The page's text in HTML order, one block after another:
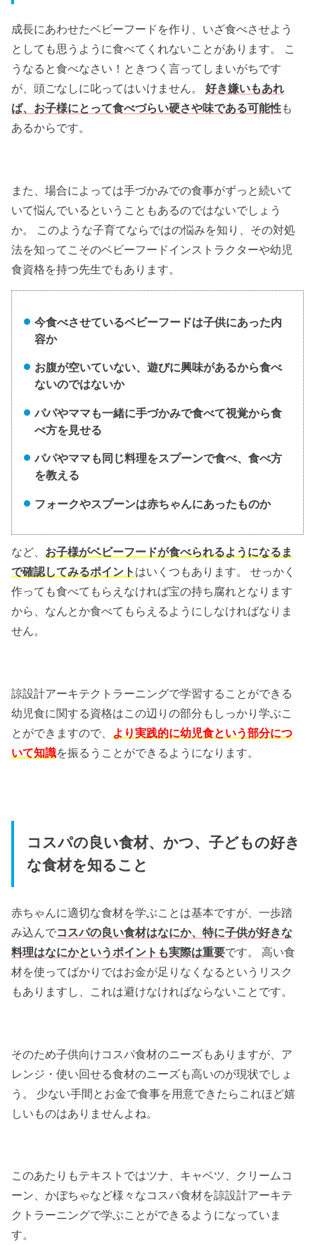
成長にあわせたベビーフードを作り、いざ食べさせよう
としても思うように食べてくれないことがあります。 こ
うなると食べなさい！ときつく言ってしまいがちです
が、頭ごなしに叱ってはいけません。好き嫌いもあれ
ば、お子様にとって食べづらい硬さや味である可能性も
あるからです。
また、場合によっては手づかみでの食事がずっと続いて
いて悩んでいるということもあるのではないでしょう
か。 このような子育てならではの悩みを知り、その対処
法を知ってこそのベビーフードインストラクターや幼児
食資格を持つ先生でもあります。
今食べさせているベビーフードは子供にあった内
容か
お腹が空いていない、遊びに興味があるから食べ
ないのではないか
パパやママも一緒に手づかみで食べて視覚から食
べ方を見せる
パパやママも同じ料理をスプーンで食べ、食べ方
を教える
フォークやスプーンは赤ちゃんにあったものか
など、 お子様がベビーフードが食べられるようになるま
で確認してみるポイント はいくつもあります。 せっかく
作っても食べてもらえなければ宝の持ち腐れとなります
から、なんとか食べてもらえるようにしなければなりま
せん。
諒設計アーキテクトラーニングで学習することができる
幼児食に関する資格はこの辺りの部分もしっかり学ぶこ
とができますので、 より実践的に幼児食という部分につ
いて知識を振るうことができるようになります。
コスパの良い食材、かつ、子どもの好き
な食材を知ること
赤ちゃんに適切な食材を学ぶことは基本ですが、一歩踏
み込んでコスパの良い食材はなにか、特に子供が好きな
料理はなにかというポイントも実際は重要です。 高い食
材を使ってばかりではお金が足りなくなるというリスク
もありますし、これは避けなければならないことです。
そのため子供向けコスパ食材のニーズもありますが、ア
レンジ・使い回せる食材のニーズも高いのが現状でしょ
う。 少ない手間とお金で食事を用意できたらこれほど嬉
しいものはありませんよね。
このあたりもテキストではツナ、キャベツ、クリームコ
ーン、かぼちゃなど様々なコスパ食材を諒設計アーキテ
クトラーニングで学ぶことができるようになっていま
す。